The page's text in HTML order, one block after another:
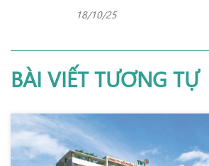
18/10/25
BÀI VIẾT TƯƠNG TỰ